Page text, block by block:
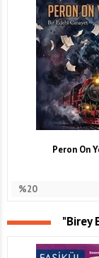
Peron On
%20
"Birey